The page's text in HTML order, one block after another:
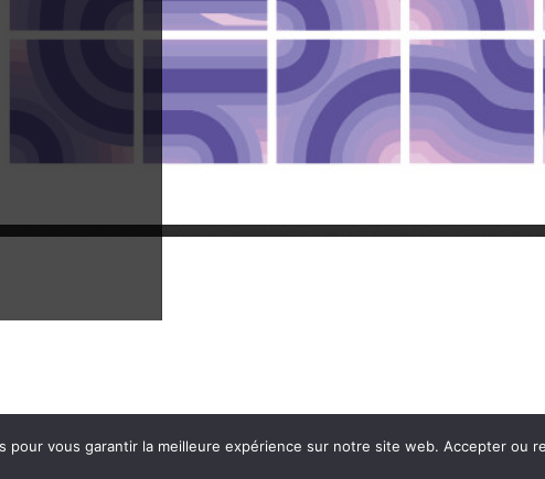
@umanz_ umanzmail@gmail.com @umanz_
pour vous garantir la meilleure expérience sur notre site web. Accepter ou